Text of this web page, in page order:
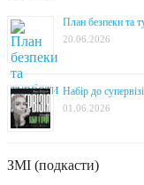
План безпеки та
20.06.2026
Набір до
01.06.2026
ЗМІ (подкасти)